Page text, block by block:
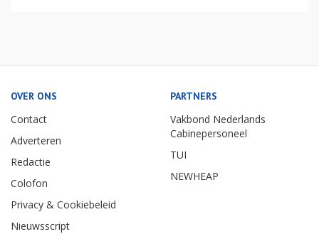
OVER ONS
Contact
Adverteren
Redactie
Colofon
Privacy & Cookiebeleid
Nieuwsscript
PARTNERS
Vakbond Nederlands
Cabinepersoneel
TUI
NEWHEAP